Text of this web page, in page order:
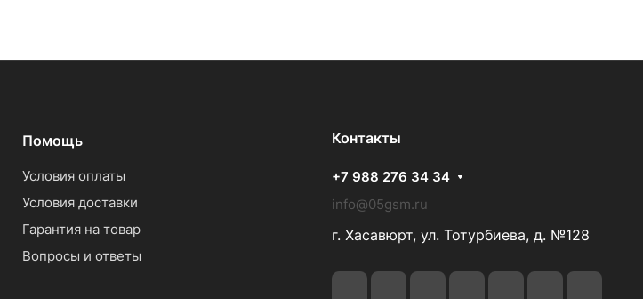
Помощь
Условия оплаты
Условия доставки
Гарантия на товар
Вопросы и ответы
Контакты
+7 988 276 34 34
info@05gsm.ru
г. Хасавюрт, ул. Тотурбиева, д. №128